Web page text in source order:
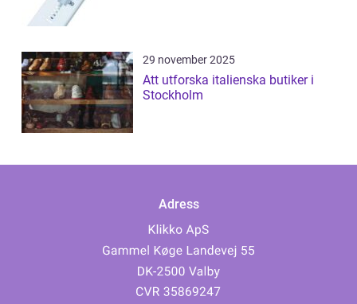
29 november 2025
Att utforska italienska butiker i
Stockholm
Adress